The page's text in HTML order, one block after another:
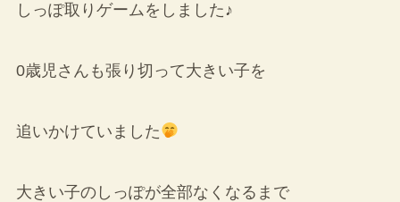
しっぽ取りゲームをしました♪
0歳児さんも張り切って大きい子を
追いかけていました
大きい子のしっぽが全部なくなるまで